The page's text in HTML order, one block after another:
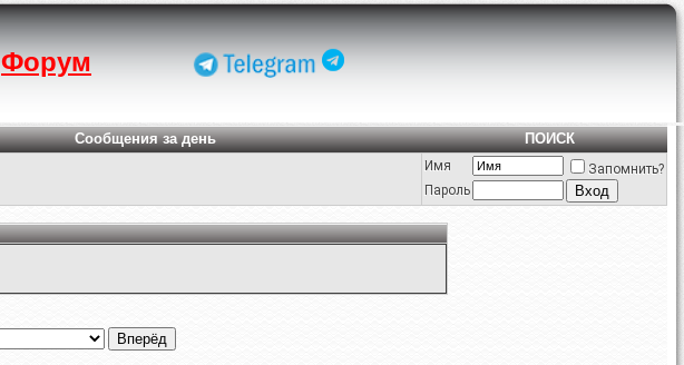
Форум
Сообщения за день
ПОИСК
Имя
Запомнить?
Пароль